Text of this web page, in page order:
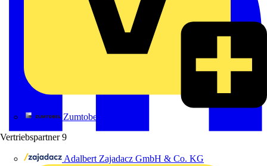
Zumtobel
Vertriebspartner 9
Adalbert Zajadacz GmbH & Co. KG